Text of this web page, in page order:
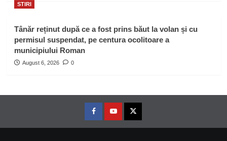
STIRI
Tânăr reținut după ce a fost prins băut la volan și cu
permisul suspendat, pe centura ocolitoare a
municipiului Roman
August 6, 2026 0
FacebookYoutubeTwitter